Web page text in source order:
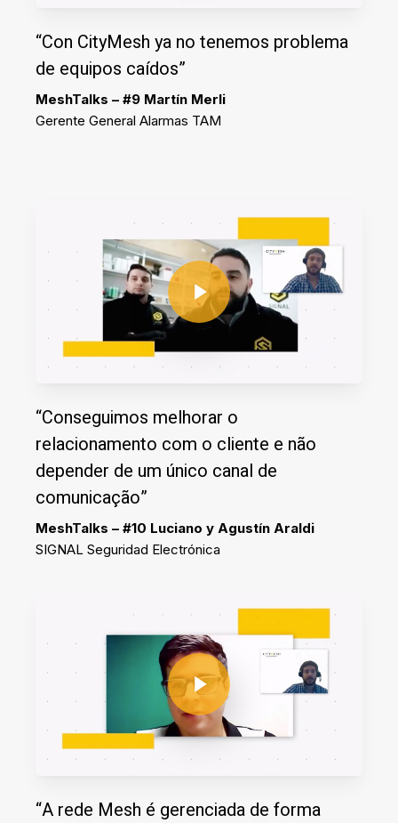
“Con CityMesh ya no tenemos problema
de equipos caídos”
MeshTalks – #9 Martín Merli
Gerente General Alarmas TAM
Play Video
“Conseguimos melhorar o
relacionamento com o cliente e não
depender de um único canal de
comunicação”
MeshTalks – #10 Luciano y Agustín Araldi
SIGNAL Seguridad Electrónica
Play Video
“A rede Mesh é gerenciada de forma